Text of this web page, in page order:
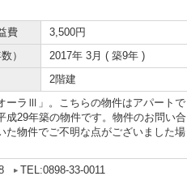
費
3,500円
）
2017年 3月 ( 築9年 )
2階建
ーラⅢ」。こちらの物件はアパートで
成29年築の物件です。物件のお問い合
た物件でご不明な点がございました場
TEL:0898-33-0011